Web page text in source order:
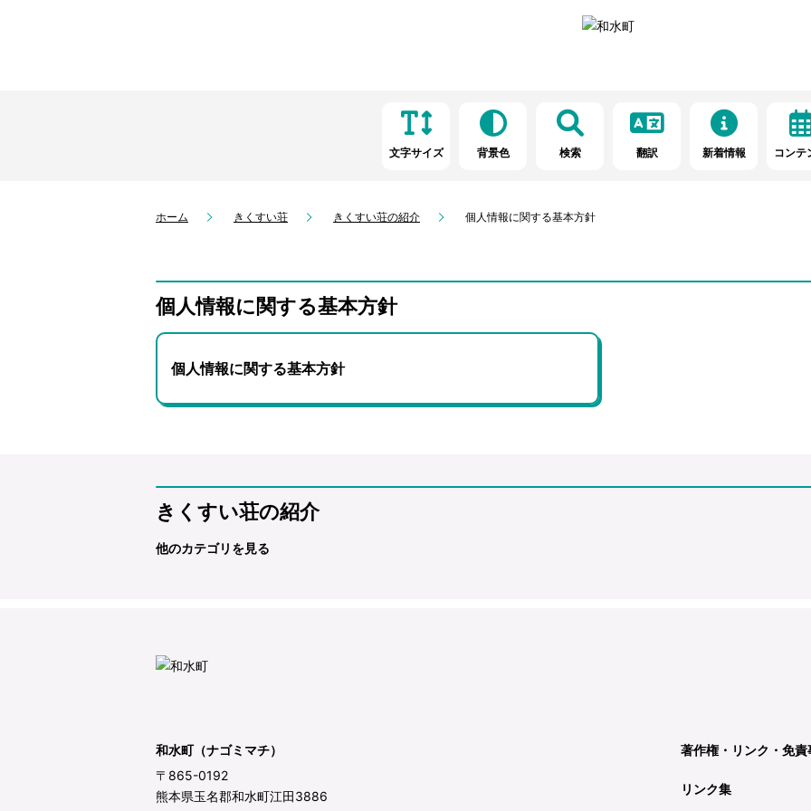
文字サイズ 背景色 検索 翻訳 新着情報 コンテ
ホーム きくすい荘 きくすい荘の紹介 個人情報に関する基本方針
個人情報に関する基本方針
個人情報に関する基本方針
きくすい荘の紹介
他のカテゴリを見る
和水町（ナゴミマチ）
〒865-0192
熊本県玉名郡和水町江田3886
著作権・リンク・免責
リンク集